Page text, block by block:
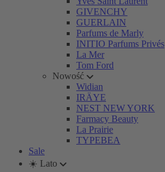
GIVENCHY
GUERLAIN
Parfums de Marly
INITIO Parfums Privés
La Mer
Tom Ford
Nowość
Widian
IRÄYE
NEST NEW YORK
Farmacy Beauty
La Prairie
TYPEBEA
Sale
☀️ Lato